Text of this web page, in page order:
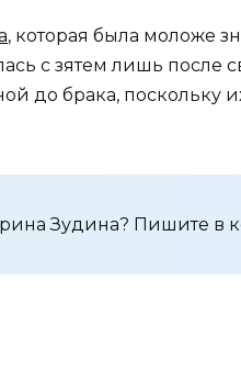
, которая была моложе
с зятем лишь после
до брака, поскольку
Зудина? Пишите в